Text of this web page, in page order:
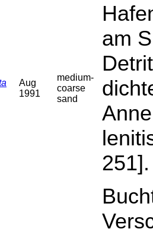
Aug
1991
medium-
coarse
sand
am
251].